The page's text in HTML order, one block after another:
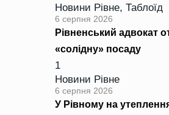
Новини Рівне, Таблоїд
6 серпня 2026
Рівненський адвокат
«солідну» посаду
1
Новини Рівне
6 серпня 2026
У Рівному на